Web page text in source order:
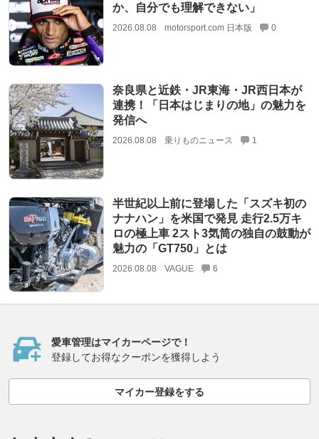
か、自分でも理解できない」
2026.08.08 motorsport.com 日本版 0
奈良県と近鉄・JR東海・JR西日本が
連携！「日本はじまりの地」の魅力を
発信へ
2026.08.08 乗りものニュース 1
半世紀以上前に登場した「スズキ初の
ナナハン」を米国で発見 走行2.5万キ
ロの極上車 2スト3気筒の独自の鼓動が
魅力の「GT750」とは
2026.08.08 VAGUE 6
愛車管理はマイカーページで！
登録してお得なクーポンを獲得しよう
マイカー登録をする